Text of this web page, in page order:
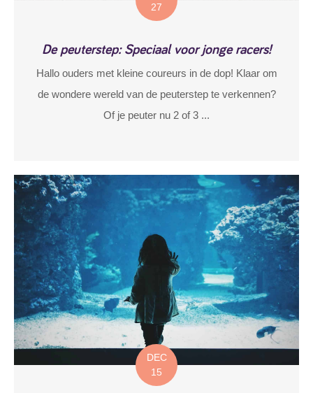
27
De peuterstep: Speciaal voor jonge racers!
Hallo ouders met kleine coureurs in de dop! Klaar om
de wondere wereld van de peuterstep te verkennen?
Of je peuter nu 2 of 3 ...
DEC
15